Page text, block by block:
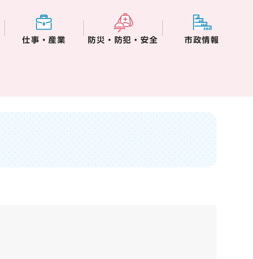
仕事・産業 防災・防犯・安全 市政情報